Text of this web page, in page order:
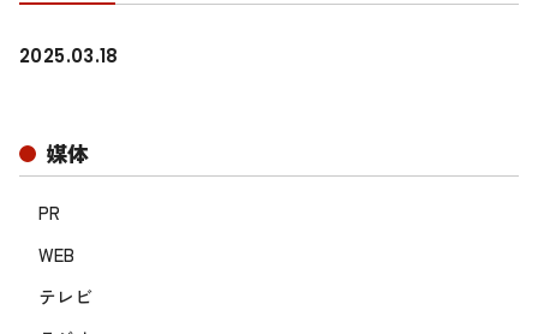
媒体
PR
WEB
テレビ
2025.03.18